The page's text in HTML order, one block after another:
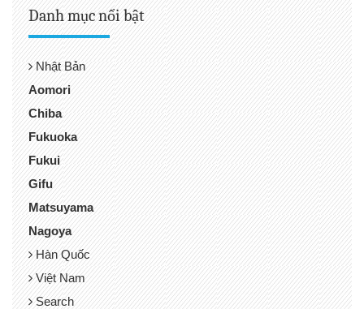
Danh mục nổi bật
Nhật Bản
Aomori
Chiba
Fukuoka
Fukui
Gifu
Matsuyama
Nagoya
Hàn Quốc
Việt Nam
Search